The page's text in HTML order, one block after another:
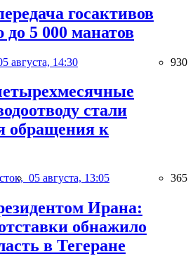
госактивов
до 5 000 манатов
августа, 14:30 930
стали
обращения к
05 августа, 13:05 365
Ирана:
обнажило
в Тегеране